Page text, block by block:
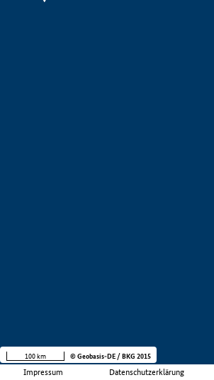
Impressum Datenschutzerklärung
100 km © Geobasis-DE / BKG 2015